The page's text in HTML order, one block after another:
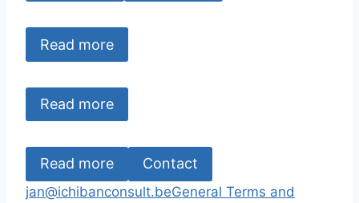
Read more
Read more
Read more Contact
jan@ichibanconsult.beGeneral Terms and